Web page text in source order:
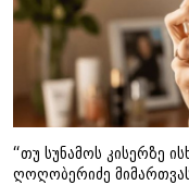
“თუ სუნამოს კისერზე
ღოღობერიძე